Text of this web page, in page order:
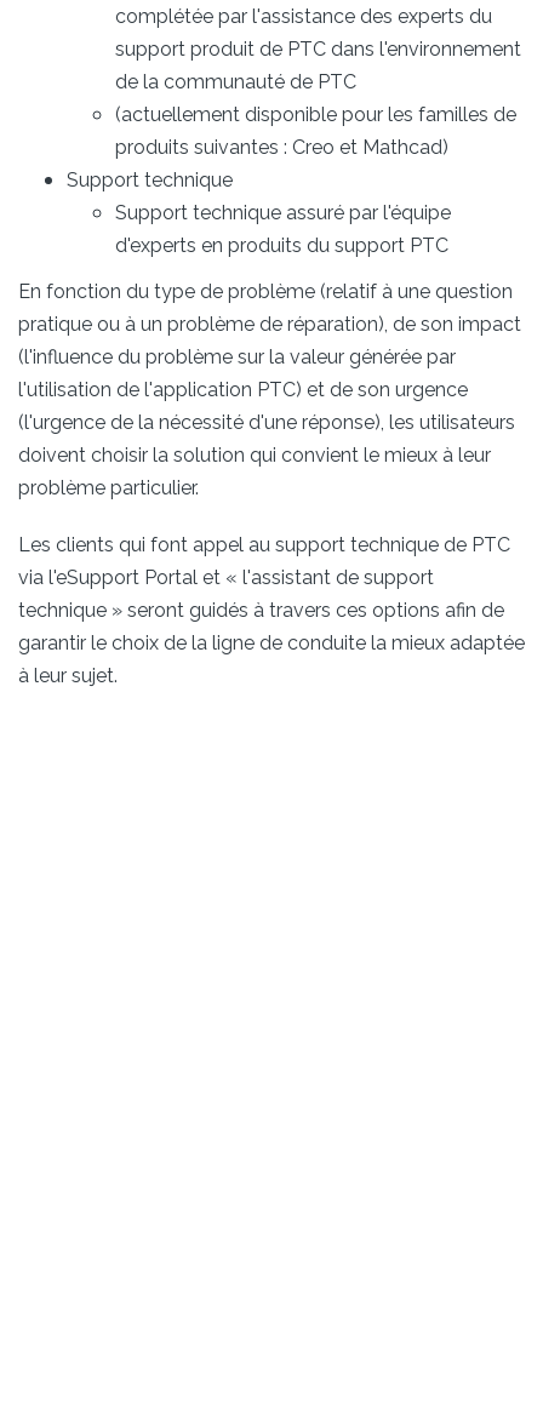
complétée par l'assistance des experts du
support produit de PTC dans l'environnement
de la communauté de PTC
(actuellement disponible pour les familles de
produits suivantes : Creo et Mathcad)
Support technique
Support technique assuré par l'équipe
d'experts en produits du support PTC
En fonction du type de problème (relatif à une question
pratique ou à un problème de réparation), de son impact
(l'influence du problème sur la valeur générée par
l'utilisation de l'application PTC) et de son urgence
(l'urgence de la nécessité d'une réponse), les utilisateurs
doivent choisir la solution qui convient le mieux à leur
problème particulier.
Les clients qui font appel au support technique de PTC
via l'eSupport Portal et « l'assistant de support
technique » seront guidés à travers ces options afin de
garantir le choix de la ligne de conduite la mieux adaptée
à leur sujet.